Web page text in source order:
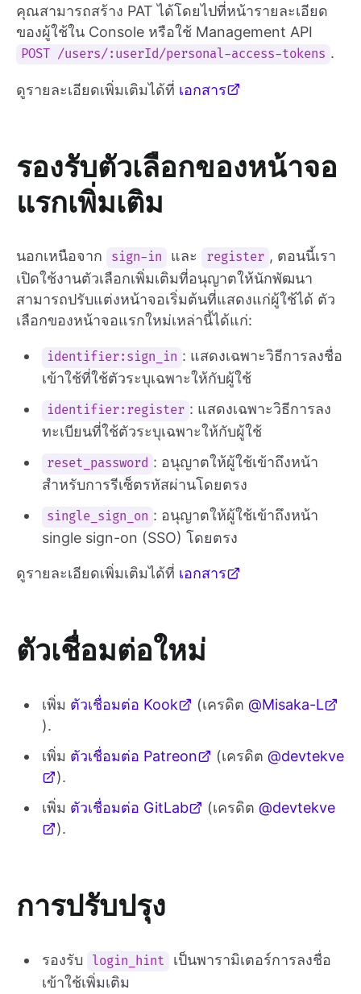
คุณสามารถสร้าง PAT ได้โดยไปที่หน้ารายละเอียด
ของผู้ใช้ใน Console หรือใช้ Management API
POST /users/:userId/personal-access-tokens .
ดูรายละเอียดเพิ่มเติมได้ที่ เอกสาร
รองรับตัวเลือกของหน้าจอ
แรกเพิ่มเติม
นอกเหนือจาก sign-in และ register , ตอนนี้เรา
เปิดใช้งานตัวเลือกเพิ่มเติมที่อนุญาตให้นักพัฒนา
สามารถปรับแต่งหน้าจอเริ่มต้นที่แสดงแก่ผู้ใช้ได้ ตัว
เลือกของหน้าจอแรกใหม่เหล่านี้ได้แก่:
identifier:sign_in : แสดงเฉพาะวิธีการลงชื่อ
เข้าใช้ที่ใช้ตัวระบุเฉพาะให้กับผู้ใช้
identifier:register : แสดงเฉพาะวิธีการลง
ทะเบียนที่ใช้ตัวระบุเฉพาะให้กับผู้ใช้
reset_password : อนุญาตให้ผู้ใช้เข้าถึงหน้า
สำหรับการรีเซ็ตรหัสผ่านโดยตรง
single_sign_on : อนุญาตให้ผู้ใช้เข้าถึงหน้า
single sign-on (SSO) โดยตรง
ดูรายละเอียดเพิ่มเติมได้ที่ เอกสาร
ตัวเชื่อมต่อใหม่
เพิ่ม ตัวเชื่อมต่อ Kook (เครดิต @Misaka-L
).
เพิ่ม ตัวเชื่อมต่อ Patreon (เครดิต @devtekve
).
เพิ่ม ตัวเชื่อมต่อ GitLab (เครดิต @devtekve
).
การปรับปรุง
รองรับ login_hint
เป็นพารามิเตอร์การลงชื่อ
เข้าใช้เพิ่มเติม